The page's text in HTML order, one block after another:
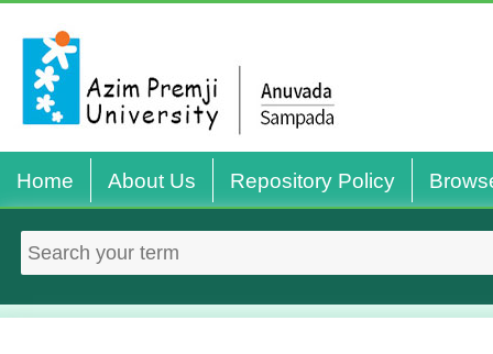
Home About Us Repository Policy